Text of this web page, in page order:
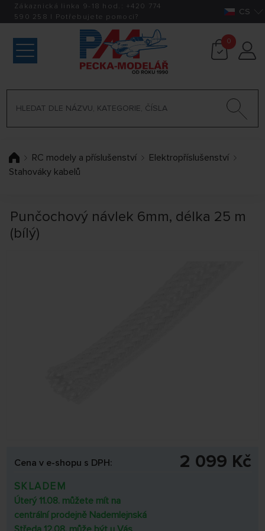
Zákaznická linka 9-18 hod.: +420 774
590 258 | Potřebujete pomoci? CS
0
RC modely a příslušenství
Elektropříslušenství
Stahováky kabelů
Punčochový návlek 6mm, délka 25 m
(bílý)
Cena v e-shopu s DPH: 2 099 Kč
SKLADEM
Úterý 11.08. můžete mít na
centrální prodejně Nademlejnská